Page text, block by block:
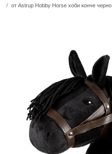
от Astrup Hobby Horse хоби конче черно